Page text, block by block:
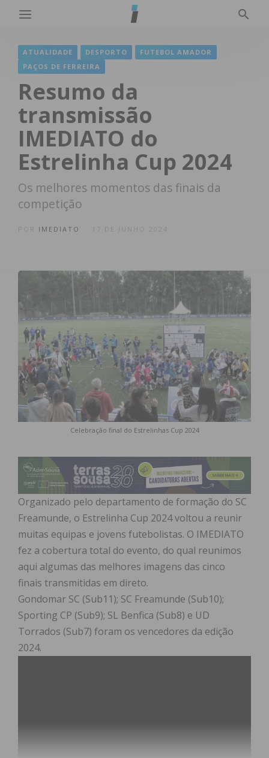
ATUALIDADE DESPORTO
FUTEBOL AMADOR
PAÇOS DE FERREIRA
Resumo da
transmissão
IMEDIATO do
Estrelinha Cup 2024
Os melhores momentos das finais da
competição
IMEDIATO 17 DE JUNHO 2024
Celebração final do Estrelinhas Cup 2024
Organizado pelo departamento de formação do SC
Freamunde, o Estrelinha Cup 2024 voltou a reunir
muitas equipas e jovens futebolistas. O IMEDIATO
fez a cobertura total do evento, do qual reunimos
aqui algumas das melhores imagens das cinco
finais transmitidas em direto.
Gondomar SC (Sub11); SC Freamunde (Sub10);
Sporting CP (Sub9); SL Benfica (Sub8) e UD
Torrados (Sub7) foram os vencedores da edição
2024.